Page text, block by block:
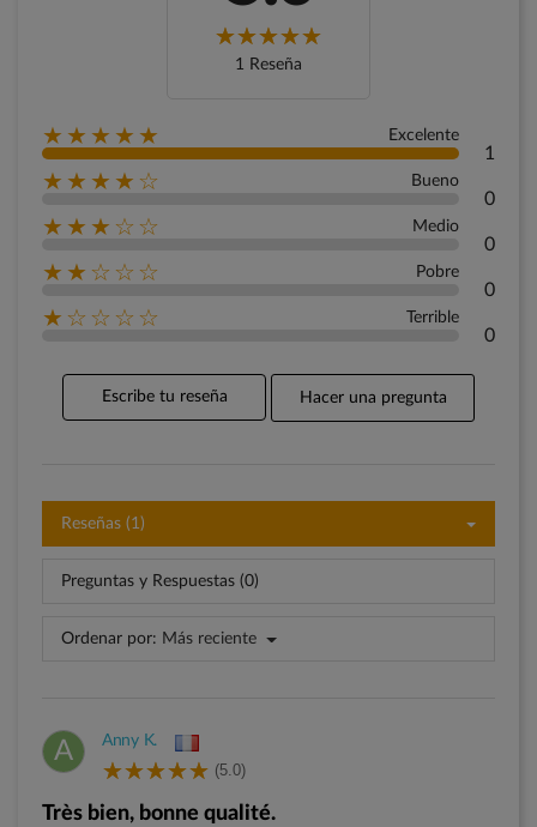
1 Reseña
★★★★★ Excelente
1
★★★★☆ Bueno
0
★★★☆☆ Medio
0
★★☆☆☆ Pobre
0
★☆☆☆☆ Terrible
0
Escribe tu reseña Hacer una pregunta
Reseñas (1)
Preguntas y Respuestas (0)
Ordenar por: Más reciente
A Anny K.
(5.0)
Très bien, bonne qualité.